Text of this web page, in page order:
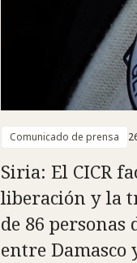
Comunicado de prensa
Siria: El CICR
liberación y la
de 86 personas
entre Damasco